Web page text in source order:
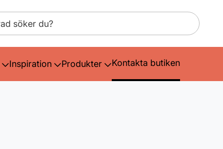
Inspiration Produkter Kontakta butiken